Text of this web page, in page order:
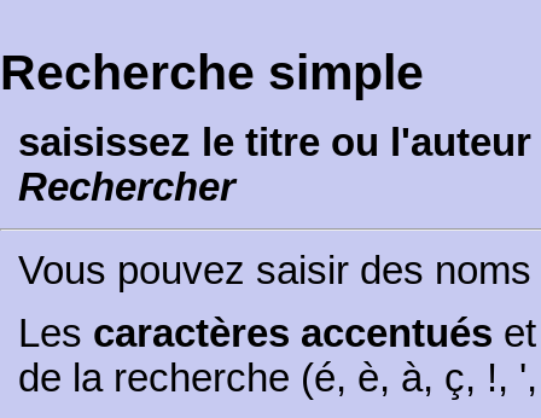
Recherche simple
saisissez le titre ou
Rechercher
Vous pouvez saisir des
Les caractères accentués
de la recherche (é, è, à, ç, !,